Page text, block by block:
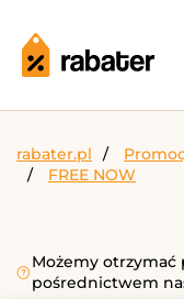
rabater.pl
FREE NOW
Możemy otrzymać
pośrednictwem